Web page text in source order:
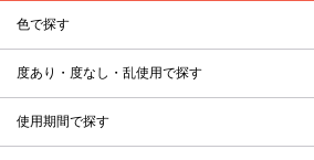
色で探す
度あり・度なし・乱使用で探す
使用期間で探す